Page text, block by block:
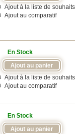
Ajout à la liste de souhaits
Ajout au comparatif
En Stock
Ajout à la liste de souhaits
Ajout au comparatif
En Stock